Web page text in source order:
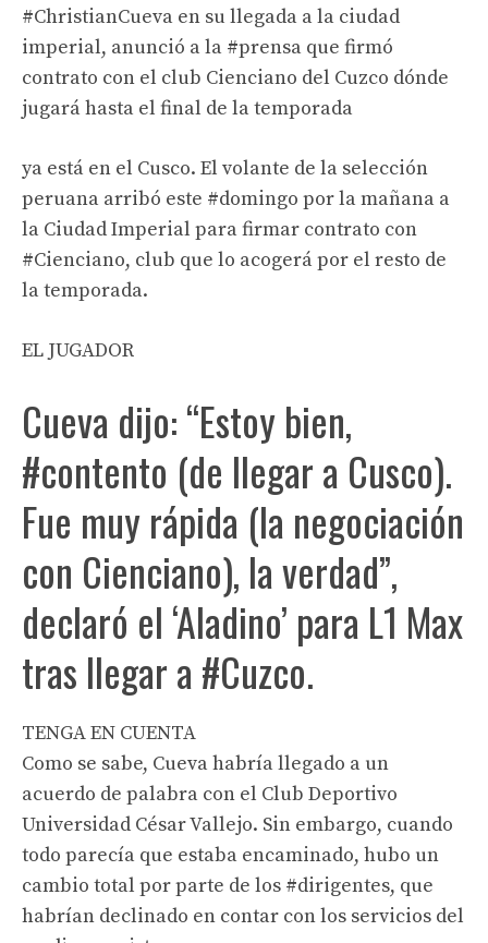
#ChristianCueva en su llegada a la ciudad
imperial, anunció a la #prensa que firmó
contrato con el club Cienciano del Cuzco dónde
jugará hasta el final de la temporada
ya está en el Cusco. El volante de la selección
peruana arribó este #domingo por la mañana a
la Ciudad Imperial para firmar contrato con
#Cienciano, club que lo acogerá por el resto de
la temporada.
EL JUGADOR
Cueva dijo: “Estoy bien,
#contento (de llegar a Cusco).
Fue muy rápida (la negociación
con Cienciano), la verdad”,
declaró el ‘Aladino’ para L1 Max
tras llegar a #Cuzco.
TENGA EN CUENTA
Como se sabe, Cueva habría llegado a un
acuerdo de palabra con el Club Deportivo
Universidad César Vallejo. Sin embargo, cuando
todo parecía que estaba encaminado, hubo un
cambio total por parte de los #dirigentes, que
habrían declinado en contar con los servicios del